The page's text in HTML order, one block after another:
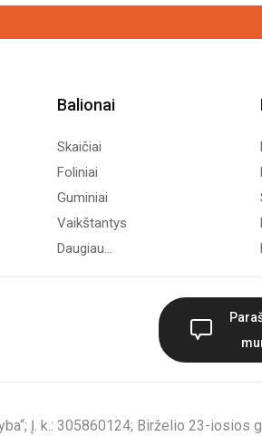
Balionai
Skaičiai
Foliniai
Guminiai
Vaikštantys
Daugiau...
Į. k.: 305860124; Birželio 23-iosios